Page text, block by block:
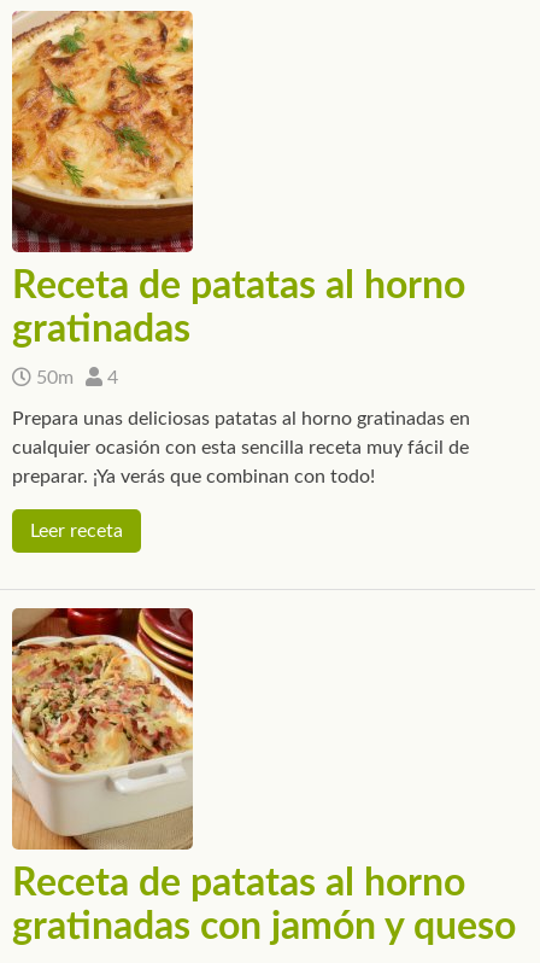
Receta de patatas al horno
gratinadas
50m 4
Prepara unas deliciosas patatas al horno gratinadas en
cualquier ocasión con esta sencilla receta muy fácil de
preparar. ¡Ya verás que combinan con todo!
Leer receta
Receta de patatas al horno
gratinadas con jamón y queso